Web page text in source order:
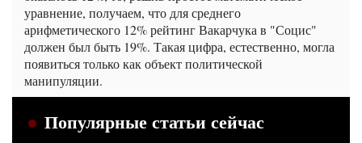
уравнение, получаем, что для среднего
арифметического 12% рейтинг Вакарчука в "Социс"
должен был быть 19%. Такая цифра, естественно, могла
появиться только как объект политической
манипуляции.
Популярные статьи сейчас